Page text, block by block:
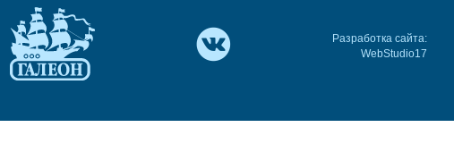
Разработка сайта:
WebStudio17